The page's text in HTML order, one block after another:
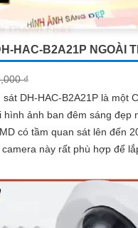
HAC-B2A21P NGOÀI
₫
DH-HAC-B2A21P là một
hình ảnh ban đêm sáng đẹp
tầm quan sát lên đến 20m. Với
này rất phù hợp để